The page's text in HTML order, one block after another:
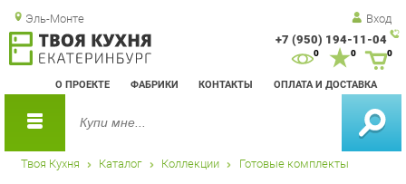
Эль-Монте Вход
+7 (950) 194-11-04
О ПРОЕКТЕ ФАБРИКИ КОНТАКТЫ ОПЛАТА И ДОСТАВКА
0 0
Твоя Кухня Каталог Коллекции Готовые комплекты